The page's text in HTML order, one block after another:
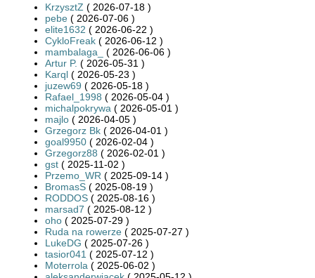
KrzysztZ ( 2026-07-18 )
pebe ( 2026-07-06 )
elite1632 ( 2026-06-22 )
CykloFreak ( 2026-06-12 )
mambalaga_
( 2026-06-06 )
Artur P. ( 2026-05-31 )
Karql ( 2026-05-23 )
juzew69 ( 2026-05-18 )
Rafael_1998 ( 2026-05-04 )
michalpokrywa ( 2026-05-01 )
majlo ( 2026-04-05 )
Grzegorz Bk ( 2026-04-01 )
goal9950 ( 2026-02-04 )
Grzegorz88 ( 2026-02-01 )
gst ( 2025-11-02 )
Przemo_WR ( 2025-09-14 )
BromasS ( 2025-08-19 )
RODDOS ( 2025-08-16 )
marsad7 ( 2025-08-12 )
oho ( 2025-07-29 )
Ruda na rowerze ( 2025-07-27 )
LukeDG ( 2025-07-26 )
tasior041 ( 2025-07-12 )
Moterrola ( 2025-06-02 )